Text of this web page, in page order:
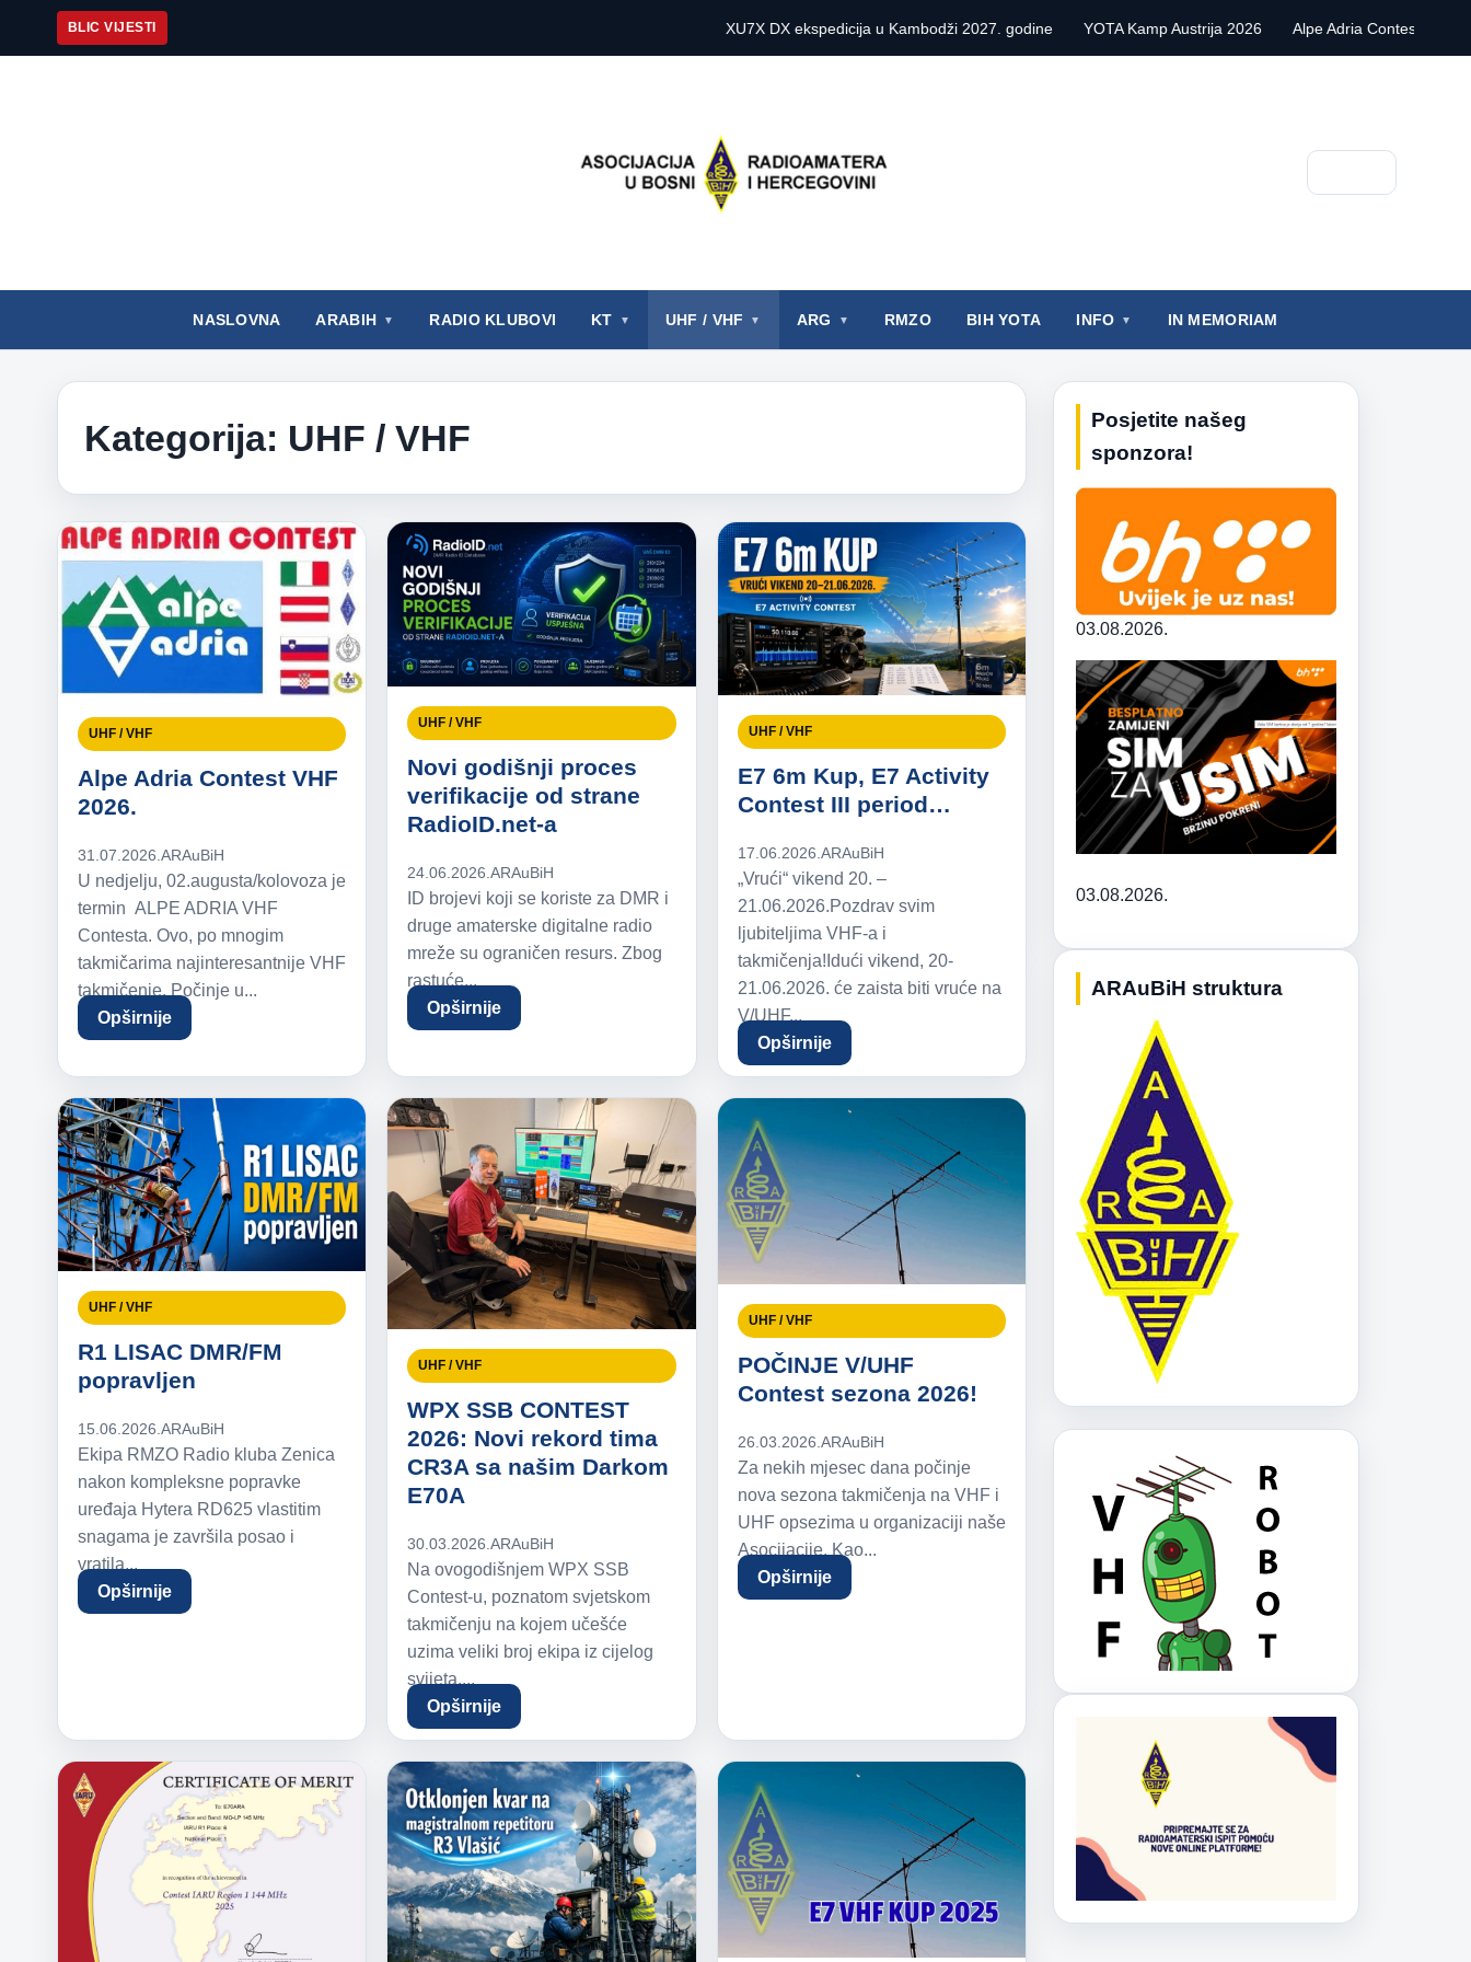
BLIC VIJESTI XU7X DX ekspedicija u Kambodži 2027. godine YOTA Kamp Austrija 2026 Alpe Adria Contest VHF 2026.
NASLOVNA ARABIH RADIO KLUBOVI KT UHF / VHF ARG RMZO BIH YOTA INFO IN MEMORIAM
Kategorija: UHF / VHF
UHF / VHF
Alpe Adria Contest VHF
2026.
31.07.2026.ARAuBiH
U nedjelju, 02.augusta/kolovoza je
termin ALPE ADRIA VHF
Contesta. Ovo, po mnogim
takmičarima najinteresantnije VHF
takmičenje, Počinje u...
Opširnije
UHF / VHF
Novi godišnji proces
verifikacije od strane
RadioID.net-a
24.06.2026.ARAuBiH
ID brojevi koji se koriste za DMR i
druge amaterske digitalne radio
mreže su ograničen resurs. Zbog
rastuće...
Opširnije
UHF / VHF
E7 6m Kup, E7 Activity
Contest III period…
17.06.2026.ARAuBiH
„Vrući“ vikend 20. –
21.06.2026.Pozdrav svim
ljubiteljima VHF-a i
takmičenja!Idući vikend, 20-
21.06.2026. će zaista biti vruće na
V/UHF...
Opširnije
UHF / VHF
R1 LISAC DMR/FM
popravljen
15.06.2026.ARAuBiH
Ekipa RMZO Radio kluba Zenica
nakon kompleksne popravke
uređaja Hytera RD625 vlastitim
snagama je završila posao i
vratila...
Opširnije
UHF / VHF
WPX SSB CONTEST
2026: Novi rekord tima
CR3A sa našim Darkom
E70A
30.03.2026.ARAuBiH
Na ovogodišnjem WPX SSB
Contest-u, poznatom svjetskom
takmičenju na kojem učešće
uzima veliki broj ekipa iz cijelog
svijeta,...
Opširnije
UHF / VHF
POČINJE V/UHF
Contest sezona 2026!
26.03.2026. ARAuBiH
Za nekih mjesec dana počinje
nova sezona takmičenja na VHF i
UHF opsezima u organizaciji naše
Asocijacije. Kao...
Opširnije
Posjetite našeg
sponzora!
03.08.2026.
03.08.2026.
ARAuBiH struktura